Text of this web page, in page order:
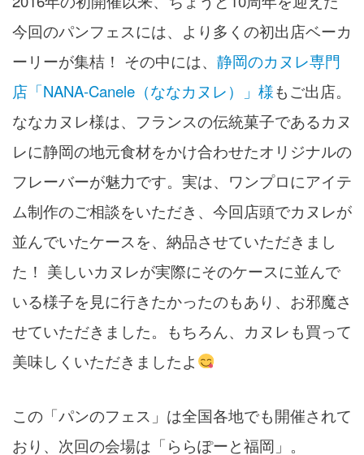
今回のパンフェスには、より多くの初出店ベーカ
ーリーが集桔！ その中には、 静岡のカヌレ専門
店「NANA-Canele（ななカヌレ）」様もご出店。
ななカヌレ様は、フランスの伝統菓子であるカヌ
レに静岡の地元食材をかけ合わせたオリジナルの
フレーバーが魅力です。実は、ワンプロにアイテ
ム制作のご相談をいただき、今回店頭でカヌレが
並んでいたケースを、納品させていただきまし
た！ 美しいカヌレが実際にそのケースに並んで
いる様子を見に行きたかったのもあり、お邪魔さ
せていただきました。もちろん、カヌレも買って
美味しくいただきましたよ
この「パンのフェス」は全国各地でも開催されて
おり、次回の会場は「ららぽーと福岡」。